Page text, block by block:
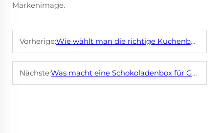
Markenimage.
Vorherige:Wie wählt man die richtige Kuchenbox für hohe oder mehrstöckige Torten aus?
Nächste:Was macht eine Schokoladenbox für Geschenke attraktiv?